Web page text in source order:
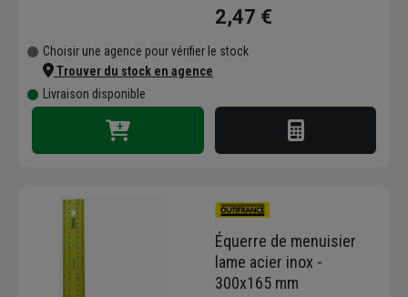
chantier en passant par la maintenance,
l'entretien, et les outils spécifiques aux
ferrailleurs, aux menuisiers, aux couvreurs et
à tous les autres métiers du bâtiment.
2,47 €
Choisir une agence pour vérifier le stock
Trouver du stock en agence
Livraison disponible
Équerre de menuisier
lame acier inox -
300x165 mm